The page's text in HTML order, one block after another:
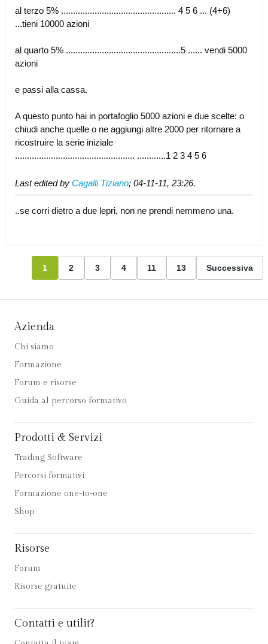
al terzo 5% ................................................ 4 5 6 ... (4+6)
...tieni 10000 azioni
al quarto 5% ................................................5 ...... vendi 5000
azioni
e passi alla cassa.
A questo punto hai in portafoglio 5000 azioni e due scelte: o
chiudi anche quelle o ne aggiungi altre 2000 per ritornare a
ricostruire la serie iniziale
.................................................. ............1 2 3 4 5 6
Last edited by Cagalli Tiziano; 04-11-11, 23:26.
..se corri dietro a due lepri, non ne prendi nemmeno una.
1 2 3 4 11 13 Successiva
Azienda
Chi siamo
Formazione
Forum e risorse
Guida al percorso formativo
Prodotti & Servizi
Trading Software
Percorsi formativi
Formazione one-to-one
Shop
Risorse
Forum
Risorse gratuite
Contatti e utilit?